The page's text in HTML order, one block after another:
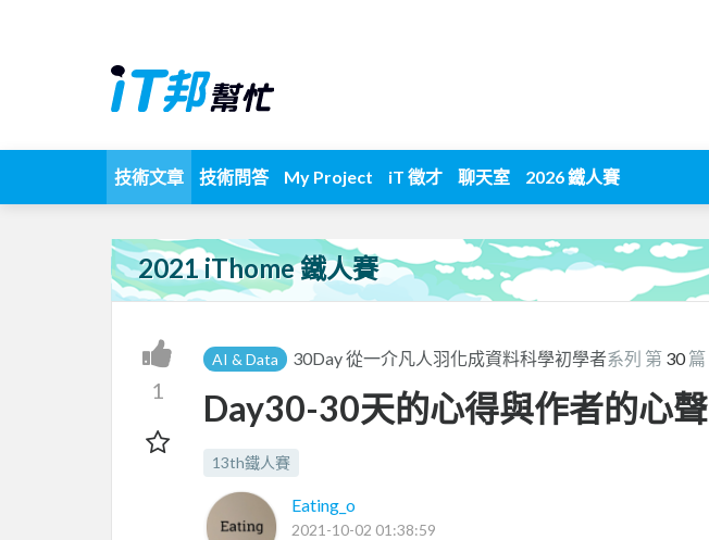
技術文章 技術問答 My Project iT 徵才 聊天室 2026 鐵人賽
2021 iThome 鐵人賽
1
AI & Data 30Day 從一介凡人羽化成資料科學初學者系列 第 30篇
Day30-30天的心得與作者的心聲
13th鐵人賽
Eating_o
2021-10-02 01:38:59